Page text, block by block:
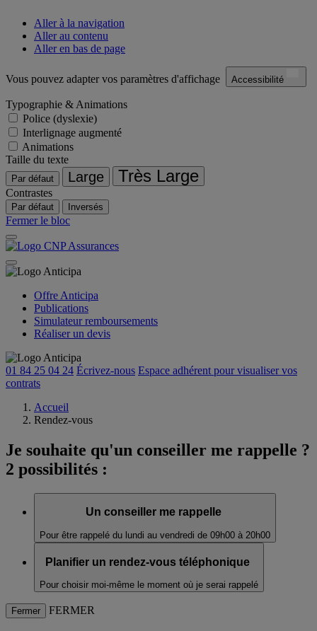
Aller à la navigation
Aller au contenu
Aller en bas de page
Vous pouvez adapter vos paramètres d'affichage Accessibilité
Typographie & Animations
Police (dyslexie)
Interlignage augmenté
Animations
Taille du texte
Par défaut Large Très Large
Contrastes
Par défaut Inversés
Fermer le bloc
Offre Anticipa
Publications
Simulateur remboursements
Réaliser un devis
01 84 25 04 24 Écrivez-nous Espace adhérent pour visualiser vos
contrats
Accueil
Rendez-vous
Je souhaite qu'un conseiller me rappelle ?
2 possibilités :
Un conseiller me rappelle
Pour être rappelé du lundi au vendredi de 09h00 à 20h00
Planifier un rendez-vous téléphonique
Pour choisir moi-même le moment où je serai rappelé
Fermer FERMER